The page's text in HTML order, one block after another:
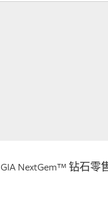
GIA NextGem™ 钻石零